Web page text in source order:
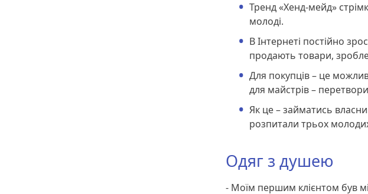
Тренд «Хенд-мейд»
молоді.
В Інтернеті постійно
продають товари,
Для покупців – це
для майстрів –
Як це – займатись
розпитали трьох
Одяг з душею
- Моїм першим клієнтом був